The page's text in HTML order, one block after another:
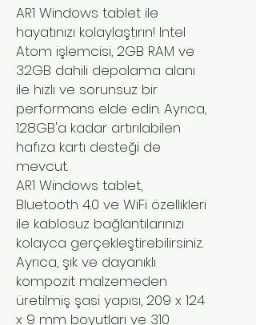
AR1 Windows tablet ile
hayatınızı kolaylaştırın! Intel
Atom işlemcisi, 2GB RAM ve
32GB dahili depolama alanı
ile hızlı ve sorunsuz bir
performans elde edin. Ayrıca,
128GB'a kadar artırılabilen
hafıza kartı desteği de
mevcut.
AR1 Windows tablet,
Bluetooth 4.0 ve WiFi özellikleri
ile kablosuz bağlantılarınızı
kolayca gerçekleştirebilirsiniz.
Ayrıca, şık ve dayanıklı
kompozit malzemeden
üretilmiş şasi yapısı, 209 x 124
x 9 mm boyutları ve 310